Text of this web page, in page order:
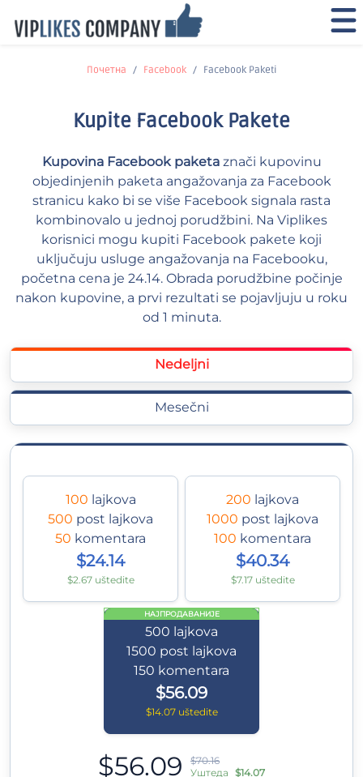
Почетна Facebook Facebook Paketi
Kupite Facebook Pakete
Kupovina Facebook paketaznači kupovinu
objedinjenih paketa angažovanja za Facebook
stranicu kako bi se više Facebook signala rasta
kombinovalo u jednoj porudžbini. Na Viplikes
korisnici mogu kupiti Facebook pakete koji
uključuju usluge angažovanja na Facebooku,
početna cena je 24.14. Obrada porudžbine počinje
nakon kupovine, a prvi rezultati se pojavljuju u roku
od 1 minuta.
Nedeljni
Mesečni
100 lajkova
500 post lajkova
50 komentara
$24.14
$2.67 uštedite
200 lajkova
1000 post lajkova
100 komentara
$40.34
$7.17 uštedite
НАЈПРОДАВАНИЈЕ
500 lajkova
1500 post lajkova
150 komentara
$56.09
$14.07 uštedite
$56.09
$70.16
Уштеда $14.07